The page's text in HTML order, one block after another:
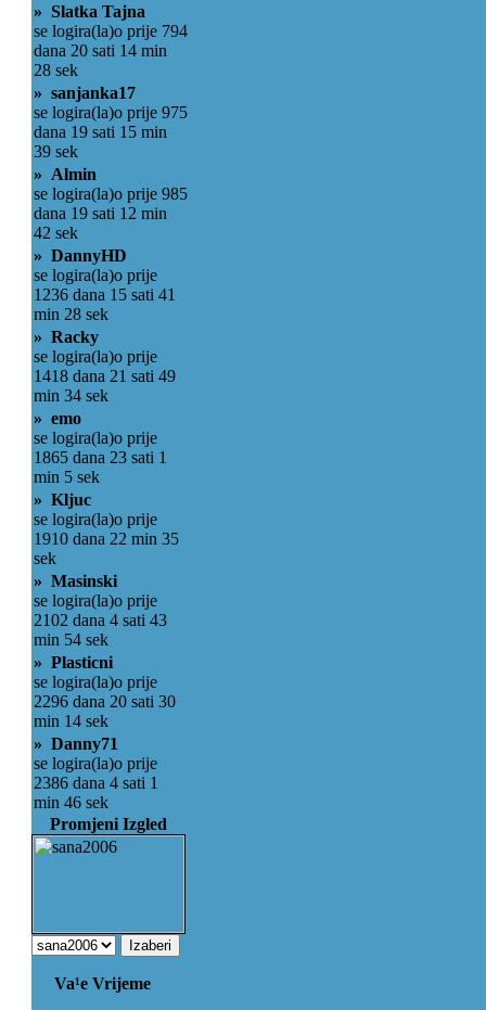
» Slatka Tajna
se logira(la)o prije 794
dana 20 sati 14 min
28 sek
» sanjanka17
se logira(la)o prije 975
dana 19 sati 15 min
39 sek
» Almin
se logira(la)o prije 985
dana 19 sati 12 min
42 sek
» DannyHD
se logira(la)o prije
1236 dana 15 sati 41
min 28 sek
» Racky
se logira(la)o prije
1418 dana 21 sati 49
min 34 sek
» emo
se logira(la)o prije
1865 dana 23 sati 1
min 5 sek
» Kljuc
se logira(la)o prije
1910 dana 22 min 35
sek
» Masinski
se logira(la)o prije
2102 dana 4 sati 43
min 54 sek
» Plasticni
se logira(la)o prije
2296 dana 20 sati 30
min 14 sek
» Danny71
se logira(la)o prije
2386 dana 4 sati 1
min 46 sek
Promjeni Izgled
Va¹e Vrijeme